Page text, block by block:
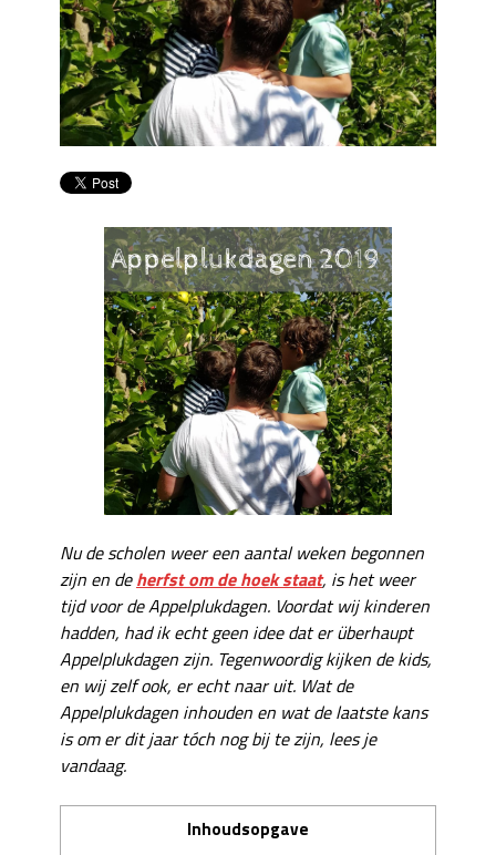
Nu de scholen weer een aantal weken begonnen
zijn en deherfst om de hoek staat, is het weer
tijd voor de Appelplukdagen. Voordat wij kinderen
hadden, had ik echt geen idee dat er überhaupt
Appelplukdagen zijn. Tegenwoordig kijken de kids,
en wij zelf ook, er echt naar uit. Wat de
Appelplukdagen inhouden en wat de laatste kans
is om er dit jaar tóch nog bij te zijn, lees je
vandaag.
Inhoudsopgave